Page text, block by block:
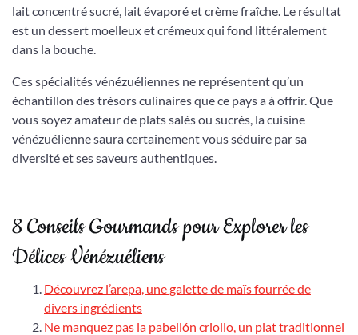
lait concentré sucré, lait évaporé et crème fraîche. Le résultat
est un dessert moelleux et crémeux qui fond littéralement
dans la bouche.
Ces spécialités vénézuéliennes ne représentent qu’un
échantillon des trésors culinaires que ce pays a à offrir. Que
vous soyez amateur de plats salés ou sucrés, la cuisine
vénézuélienne saura certainement vous séduire par sa
diversité et ses saveurs authentiques.
8 Conseils Gourmands pour Explorer les
Délices Vénézuéliens
Découvrez l’arepa, une galette de maïs fourrée de
divers ingrédients
Ne manquez pas la pabellón criollo, un plat traditionnel